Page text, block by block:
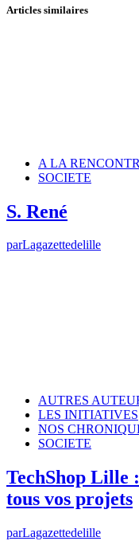
Articles similaires
A LA
SOCIETE
S. René
parLagazettedelille
AUTRES
LES INITIATIVES
NOS
SOCIETE
TechShop Lille
tous vos projets
parLagazettedelille